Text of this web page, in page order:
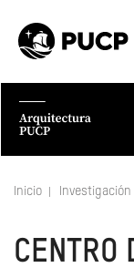
Inicio Investigación
CENTRO